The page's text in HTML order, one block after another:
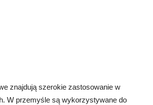
znajdują szerokie zastosowanie w
W przemyśle są wykorzystywane do